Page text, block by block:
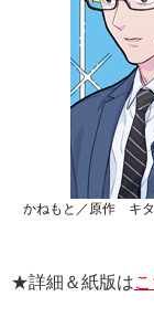
かねもと／原作 キ
★詳細＆紙版は